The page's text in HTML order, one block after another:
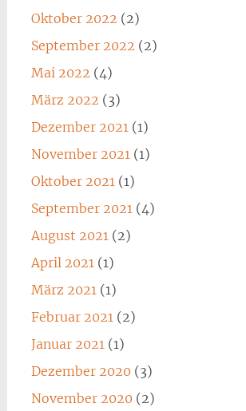
Oktober 2022 (2)
September 2022 (2)
Mai 2022 (4)
März 2022 (3)
Dezember 2021 (1)
November 2021 (1)
Oktober 2021 (1)
September 2021 (4)
August 2021 (2)
April 2021 (1)
März 2021 (1)
Februar 2021 (2)
Januar 2021 (1)
Dezember 2020 (3)
November 2020 (2)